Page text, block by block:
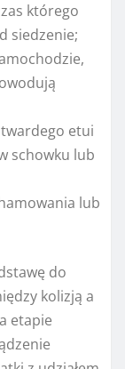
którego
siedzenie;
twardego etui
schowku lub
lub
do
kolizją a
etapie